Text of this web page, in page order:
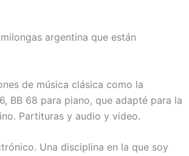
argentina que están
de música clásica como la
BB 68 para piano, que adapté para la
Partituras y audio y video.
Una disciplina en la que soy